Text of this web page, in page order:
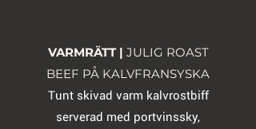
VARMRÄTT | JULIG ROAST
BEEF PÅ KALVFRANSYSKA
Tunt skivad varm kalvrostbiff
serverad med portvinssky,